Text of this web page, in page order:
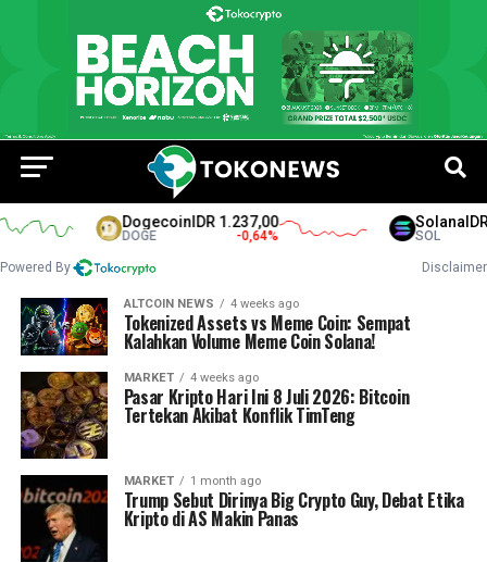
DogecoinIDR 1.237,00
DOGE -0,64 %
SolanaIDR
SOL
Powered By Disclaimer
ALTCOIN NEWS 4 weeks ago
Tokenized Assets vs Meme Coin: Sempat
Kalahkan Volume Meme Coin Solana!
MARKET 4 weeks ago
Pasar Kripto Hari Ini 8 Juli 2026: Bitcoin
Tertekan Akibat Konflik TimTeng
MARKET 1 month ago
Trump Sebut Dirinya Big Crypto Guy, Debat Etika
Kripto di AS Makin Panas